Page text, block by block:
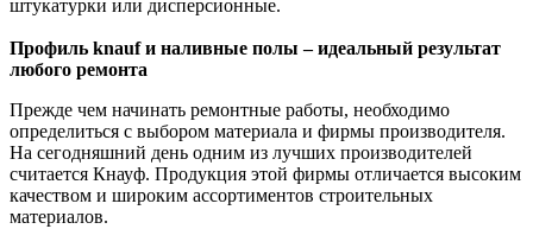
штукатурки или дисперсионные.
Профиль knauf и наливные полы – идеальный результат
любого ремонта
Прежде чем начинать ремонтные работы, необходимо
определиться с выбором материала и фирмы производителя.
На сегодняшний день одним из лучших производителей
считается Кнауф. Продукция этой фирмы отличается высоким
качеством и широким ассортиментов строительных
материалов.